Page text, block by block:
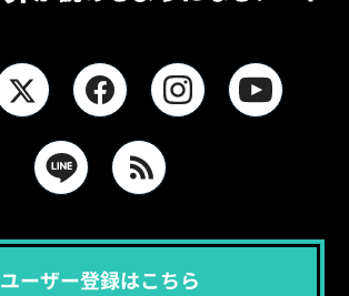
ユーザー登録はこちら